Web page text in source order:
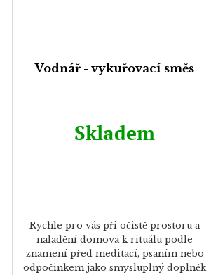
Vodnář - vykuřovací směs
Skladem
Rychle pro vás při očistě prostoru a
naladění domova k rituálu podle
znamení před meditací, psaním nebo
odpočinkem jako smysluplný doplněk